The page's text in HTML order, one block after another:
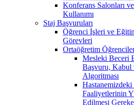
Konferans Salonları
Kullanımı
Staj Başvuruları
Öğrenci İşleri ve
Görevleri
Ortaöğretim
Mesleki Beceri
Başvuru, Kabul
Algoritması
Faaliyetlerinin
Edilmesi